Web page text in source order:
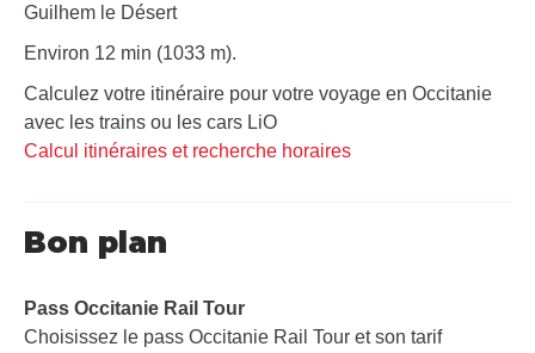
Guilhem le Désert
Environ 12 min (1033 m).
Calculez votre itinéraire pour votre voyage en Occitanie
avec les trains ou les cars LiO
Calcul itinéraires et recherche horaires
Bon plan
Pass Occitanie Rail Tour​
Choisissez le pass Occitanie Rail Tour et son tarif